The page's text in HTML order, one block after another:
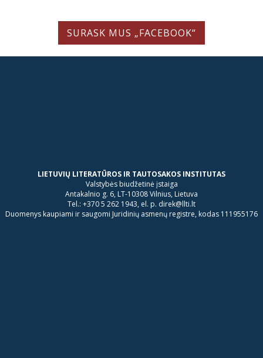
SURASK MUS „FACEBOOK“
LIETUVIŲ LITERATŪROS IR TAUTOSAKOS INSTITUTAS
Valstybės biudžetinė įstaiga
Antakalnio g. 6, LT-10308 Vilnius, Lietuva
Tel.: +370 5 262 1943, el. p. direk@llti.lt
Duomenys kaupiami ir saugomi Juridinių asmenų registre, kodas 111955176